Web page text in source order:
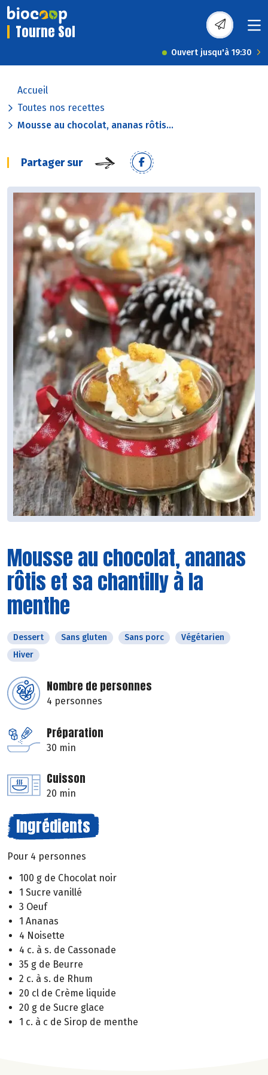
Tourne Sol
Ouvert jusqu'à 19:30
Accueil
Toutes nos recettes
Mousse au chocolat, ananas rôtis...
Partager sur
Mousse au chocolat, ananas
rôtis et sa chantilly à la
menthe
Dessert Sans gluten Sans porc
Végétarien
Hiver
Nombre de personnes
4 personnes
Préparation
30 min
Cuisson
20 min
Ingrédients
Pour 4 personnes
100 g de Chocolat noir
1 Sucre vanillé
3 Oeuf
1 Ananas
4 Noisette
4 c. à s. de Cassonade
35 g de Beurre
2 c. à s. de Rhum
20 cl de Crème liquide
20 g de Sucre glace
1 c. à c de Sirop de menthe